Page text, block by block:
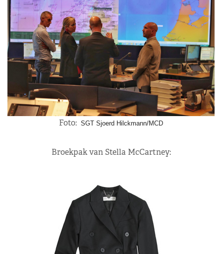
Foto: SGT Sjoerd Hilckmann/MCD
Broekpak van Stella McCartney: